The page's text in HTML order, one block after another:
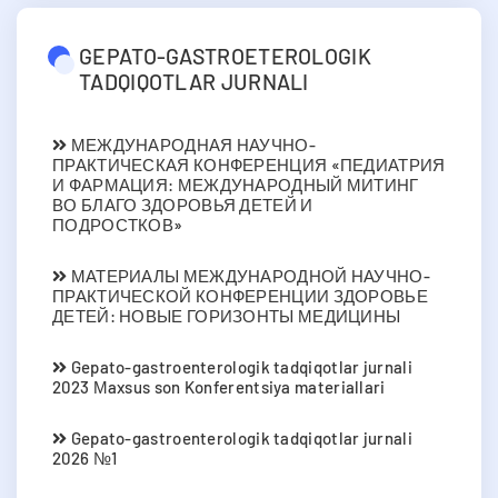
GEPATO-GASTROETEROLOGIK
TADQIQOTLAR JURNALI
МЕЖДУНАРОДНАЯ НАУЧНО-
ПРАКТИЧЕСКАЯ КОНФЕРЕНЦИЯ «ПЕДИАТРИЯ
И ФАРМАЦИЯ: МЕЖДУНАРОДНЫЙ МИТИНГ
ВО БЛАГО ЗДОРОВЬЯ ДЕТЕЙ И
ПОДРОСТКОВ»
МАТЕРИАЛЫ МЕЖДУНАРОДНОЙ НАУЧНО-
ПРАКТИЧЕСКОЙ КОНФЕРЕНЦИИ ЗДОРОВЬЕ
ДЕТЕЙ: НОВЫЕ ГОРИЗОНТЫ МЕДИЦИНЫ
Gepato-gastroenterologik tadqiqotlar jurnali
2023 Мaxsus son Konferentsiya materiallari
Gepato-gastroenterologik tadqiqotlar jurnali
2026 №1